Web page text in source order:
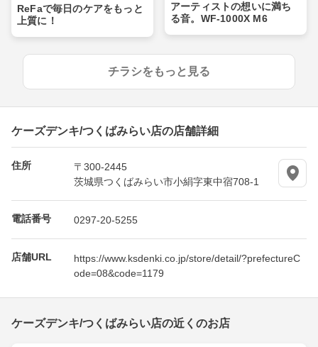
ReFaで毎日のケアをもっと
上質に！
アーティストの想いに満ち
る音。WF-1000X M6
チラシをもっと見る
ケーズデンキ/つくばみらい店の店舗詳細
住所
〒300-2445
茨城県つくばみらい市小絹字東中宿708-1
電話番号 0297-20-5255
店舗URL
https://www.ksdenki.co.jp/store/detail/?prefectureC
ode=08&code=1179
ケーズデンキ/つくばみらい店の近くのお店